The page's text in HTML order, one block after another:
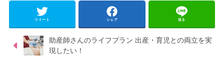
ツイート シェア 送る
助産師さんのライフプラン 出産・育児との両立を実
現したい！